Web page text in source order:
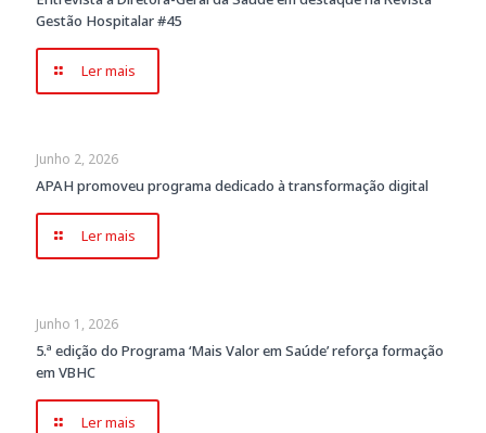
Gestão Hospitalar #45
Ler mais
Junho 2, 2026
APAH promoveu programa dedicado à transformação digital
Ler mais
Junho 1, 2026
5.ª edição do Programa ‘Mais Valor em Saúde’ reforça formação
em VBHC
Ler mais